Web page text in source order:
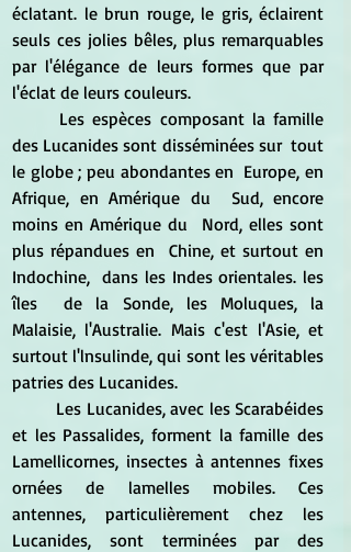
éclatant. le brun rouge, le gris, éclairent
seuls ces jolies bêles, plus remarquables
par l'élégance de leurs formes que par
l'éclat de leurs couleurs.
des Lucanides sont disséminées sur  tout
le globe ; peu abondantes en  Europe, en
Afrique, en Amérique du  Sud, encore
moins en Amérique du  Nord, elles sont
plus répandues en  Chine, et surtout en
Indochine,  dans les Indes orientales. les
îles  de la Sonde, les Moluques, la
Malaisie, l'Australie. Mais c'est l'Asie, et
surtout l'lnsulinde, qui sont les véritables
patries des Lucanides.
et les Passalides, forment la famille des
Lamellicornes, insectes à antennes fixes
ornées de lamelles mobiles. Ces
antennes, particulièrement chez les
Lucanides, sont terminées par des